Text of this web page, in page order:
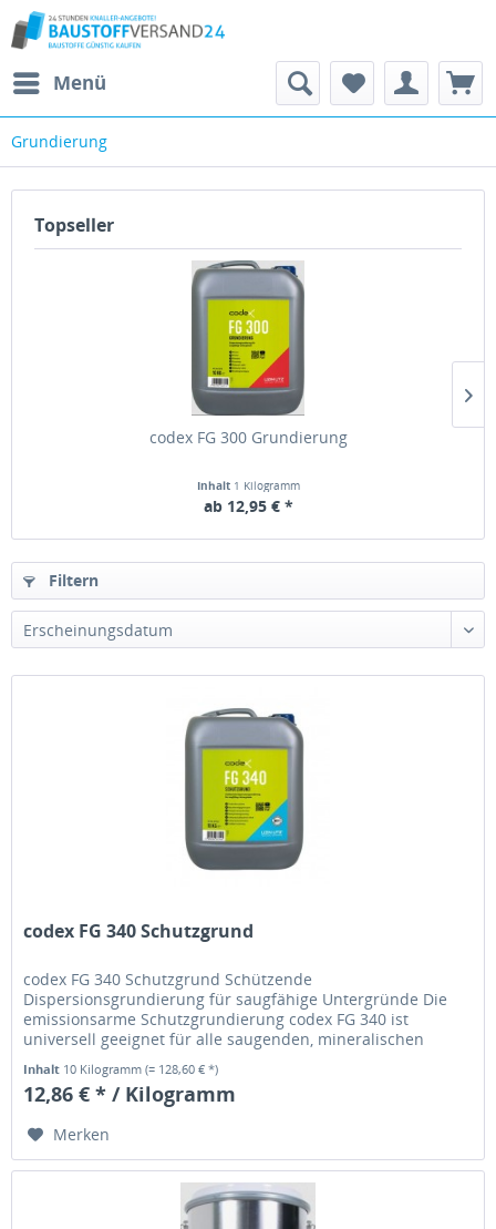
Menü
Grundierung
Topseller
codex FG 300 Grundierung
Inhalt 1 Kilogramm
ab 12,95 € *
Filtern
codex FG 340 Schutzgrund
codex FG 340 Schutzgrund Schützende
Dispersionsgrundierung für saugfähige Untergründe Die
emissionsarme Schutzgrundierung codex FG 340 ist
universell geeignet für alle saugenden, mineralischen
Untergründe und schützt vor Feuchtigkeit aus...
Inhalt 10 Kilogramm(= 128,60 € *)
12,86 € * / Kilogramm
Merken